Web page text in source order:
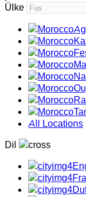
Ülke
All Locations
Dil